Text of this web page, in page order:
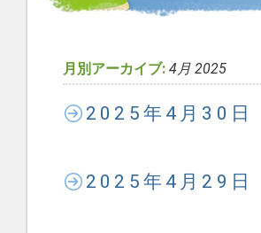
月別アーカイブ: 4月 2025
2025年4月30日
2025年4月29日